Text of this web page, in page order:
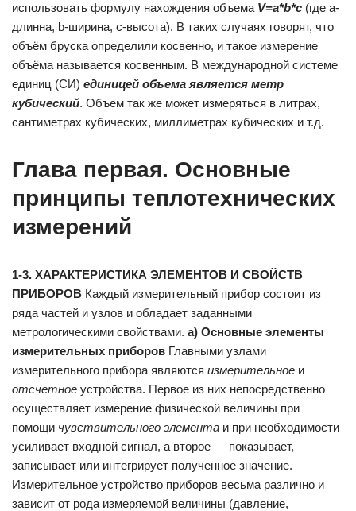
использовать формулу нахождения объема V=a*b*c (где a-
длинна, b-ширина, c-высота). В таких случаях говорят, что
объём бруска определили косвенно, и такое измерение
объёма называется косвенным. В международной системе
единиц (СИ) единицей объема является метр
кубический. Объем так же может измеряться в литрах,
сантиметрах кубических, миллиметрах кубических и т.д.
Глава первая. Основные
принципы теплотехнических
измерений
1-3. ХАРАКТЕРИСТИКА ЭЛЕМЕНТОВ И СВОЙСТВ
ПРИБОРОВ Каждый измерительный прибор состоит из
ряда частей и узлов и обладает заданными
метрологическими свой­ствами. а) Основные элементы
измерительных приборов Главными узлами
измерительного прибора являются измерительное и
отсчетное устройства. Первое из них непосредственно
осуществляет измерение физической ве­личины при
помощи чувствительного элемента и при необ­ходимости
усиливает входной сигнал, а второе — пока­зывает,
записывает или интегрирует полученное значение.
Измерительное устройство приборов весьма различно и
зависит от рода измеряемой величины (давление,